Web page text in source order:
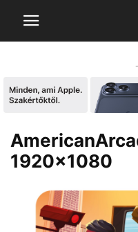
1920×1080